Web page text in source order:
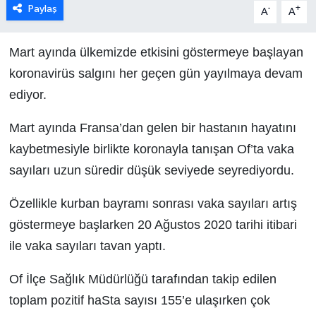
Paylaş A- A+
Mart ayında ülkemizde etkisini göstermeye başlayan
koronavirüs salgını her geçen gün yayılmaya devam
ediyor.
Mart ayında Fransa’dan gelen bir hastanın hayatını
kaybetmesiyle birlikte koronayla tanışan Of’ta vaka
sayıları uzun süredir düşük seviyede seyrediyordu.
Özellikle kurban bayramı sonrası vaka sayıları artış
göstermeye başlarken 20 Ağustos 2020 tarihi itibari
ile vaka sayıları tavan yaptı.
Of İlçe Sağlık Müdürlüğü tarafından takip edilen
toplam pozitif haSta sayısı 155’e ulaşırken çok